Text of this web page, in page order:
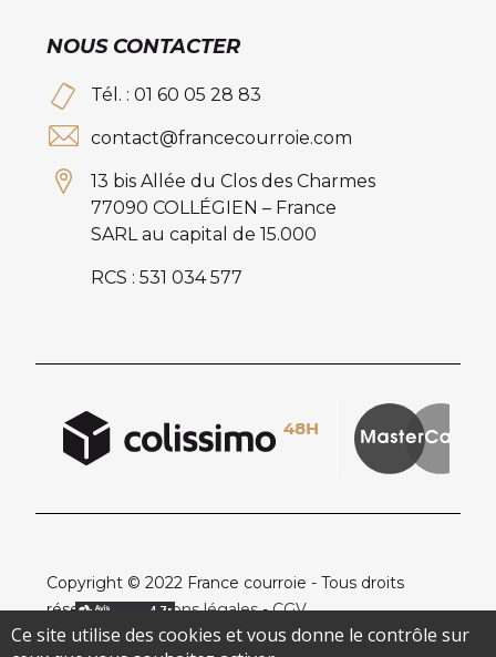
NOUS CONTACTER
Tél. : 01 60 05 28 83
contact@francecourroie.com
13 bis Allée du Clos des Charmes
77090 COLLÉGIEN – France
SARL au capital de 15.000
RCS : 531 034 577
Copyright © 2022 France courroie - Tous droits
réservés -
Mentions légales-CGV
Ce site utilise des cookies et vous donne le contrôle sur